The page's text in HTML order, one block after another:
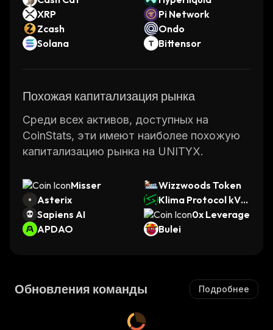
XRP
Pi Network
Zcash
Ondo
Solana
Bittensor
Похожая капитализация рынка
Среди всех активов, доступных на
CoinStats, эти имеют наиболее похожую
капитализацию рынка на UNITYX.
Misser
Wizzwoods Token
Asterix
Klima Protocol kVC
M
Sapiens AI
0x Leverage
APDAO
Bulei
Обновления команды Подробнее